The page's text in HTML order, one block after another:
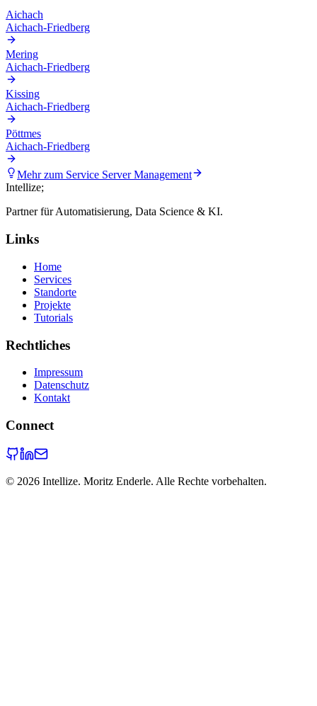
Aichach
Aichach-Friedberg
Mering
Aichach-Friedberg
Kissing
Aichach-Friedberg
Pöttmes
Aichach-Friedberg
Mehr zum Service Server Management
Intellize;
Partner für Automatisierung, Data Science & KI.
Links
Home
Services
Standorte
Projekte
Tutorials
Rechtliches
Impressum
Datenschutz
Kontakt
Connect
© 2026 Intellize. Moritz Enderle. Alle Rechte vorbehalten.